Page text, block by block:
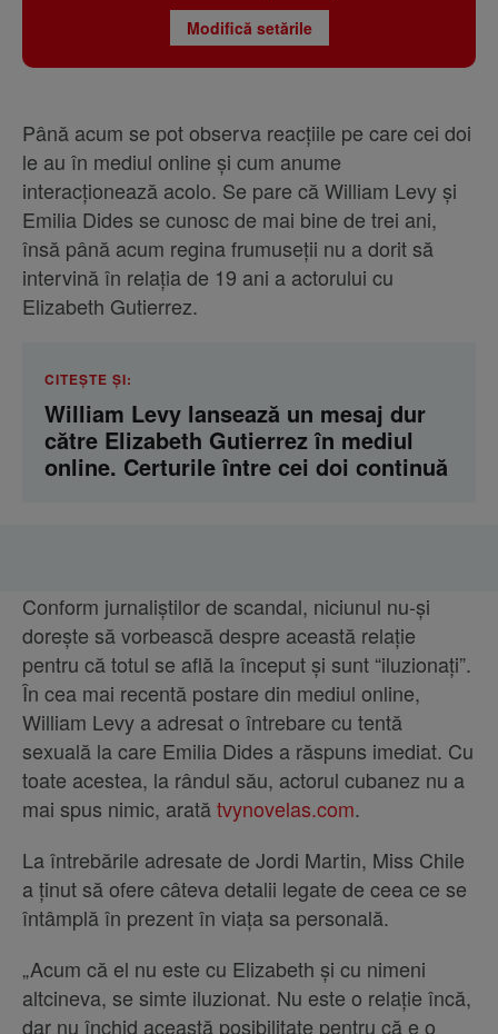
Modifică setările
Până acum se pot observa reacțiile pe care cei doi
le au în mediul online și cum anume
interacționează acolo. Se pare că William Levy și
Emilia Dides se cunosc de mai bine de trei ani,
însă până acum regina frumuseții nu a dorit să
intervină în relația de 19 ani a actorului cu
Elizabeth Gutierrez.
CITEȘTE ȘI:
William Levy lansează un mesaj dur
către Elizabeth Gutierrez în mediul
online. Certurile între cei doi continuă
Conform jurnaliștilor de scandal, niciunul nu-și
dorește să vorbească despre această relație
pentru că totul se află la început și sunt “iluzionați”.
În cea mai recentă postare din mediul online,
William Levy a adresat o întrebare cu tentă
sexuală la care Emilia Dides a răspuns imediat. Cu
toate acestea, la rândul său, actorul cubanez nu a
mai spus nimic, aratătvynovelas.com.
La întrebările adresate de Jordi Martin, Miss Chile
a ținut să ofere câteva detalii legate de ceea ce se
întâmplă în prezent în viața sa personală.
„Acum că el nu este cu Elizabeth și cu nimeni
altcineva, se simte iluzionat. Nu este o relație încă,
dar nu închid această posibilitate pentru că e o